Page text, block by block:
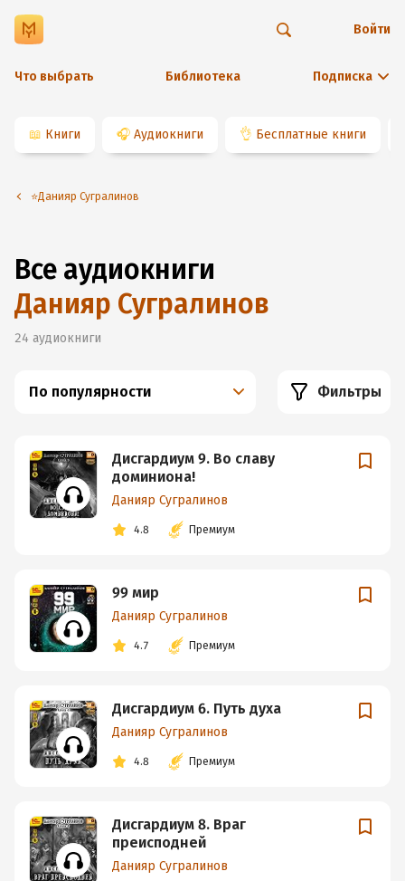
Что выбрать Библиотека Подписка
Войти
📖 Книги 🎧 Аудиокниги 👌 Бесплатные книги
⭐️Данияр Сугралинов
Все аудиокниги
Данияр Сугралинов
24 аудиокниги
По популярности Фильтры
Дисгардиум 9. Во славу
доминиона!
Данияр Сугралинов
4.8 Премиум
99 мир
Данияр Сугралинов
4.7 Премиум
Дисгардиум 6. Путь духа
Данияр Сугралинов
4.8 Премиум
Дисгардиум 8. Враг
преисподней
Данияр Сугралинов